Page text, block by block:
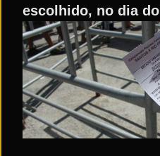
escolhido, no dia